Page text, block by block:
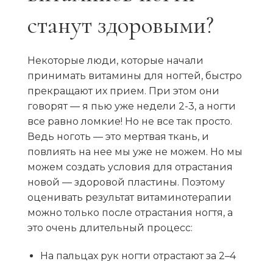
станут здоровыми?
Некоторые люди, которые начали
принимать витамины для ногтей, быстро
прекращают их прием. При этом они
говорят — я пью уже недели 2-3, а ногти
все равно ломкие! Но не все так просто.
Ведь ноготь — это мертвая ткань, и
повлиять на нее мы уже не можем. Но мы
можем создать условия для отрастания
новой — здоровой пластины. Поэтому
оценивать результат витаминотерапии
можно только после отрастания ногтя, а
это очень длительный процесс:
На пальцах рук ногти отрастают за 2–4